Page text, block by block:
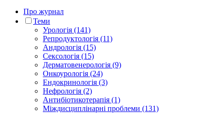
Про журнал
Теми
Урологія (141)
Репродуктологія (11)
Андрологія (15)
Сексологія (15)
Дерматовенерологія (9)
Онкоурологія (24)
Ендокринологія (3)
Нефрологія (2)
Антибіотикотерапія (1)
Міждисциплінарні проблеми (131)